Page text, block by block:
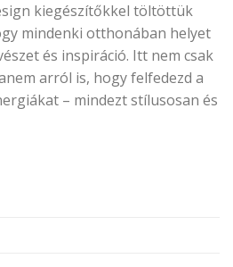
kiegészítőkkel töltöttük
mindenki otthonában helyet
és inspiráció. Itt nem csak
arról is, hogy felfedezd a
– mindezt stílusosan és